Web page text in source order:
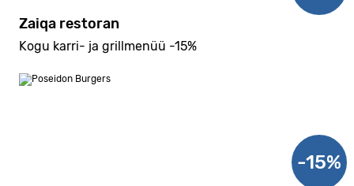
Zaiqa restoran
Kogu karri- ja grillmenüü -15%
-15%